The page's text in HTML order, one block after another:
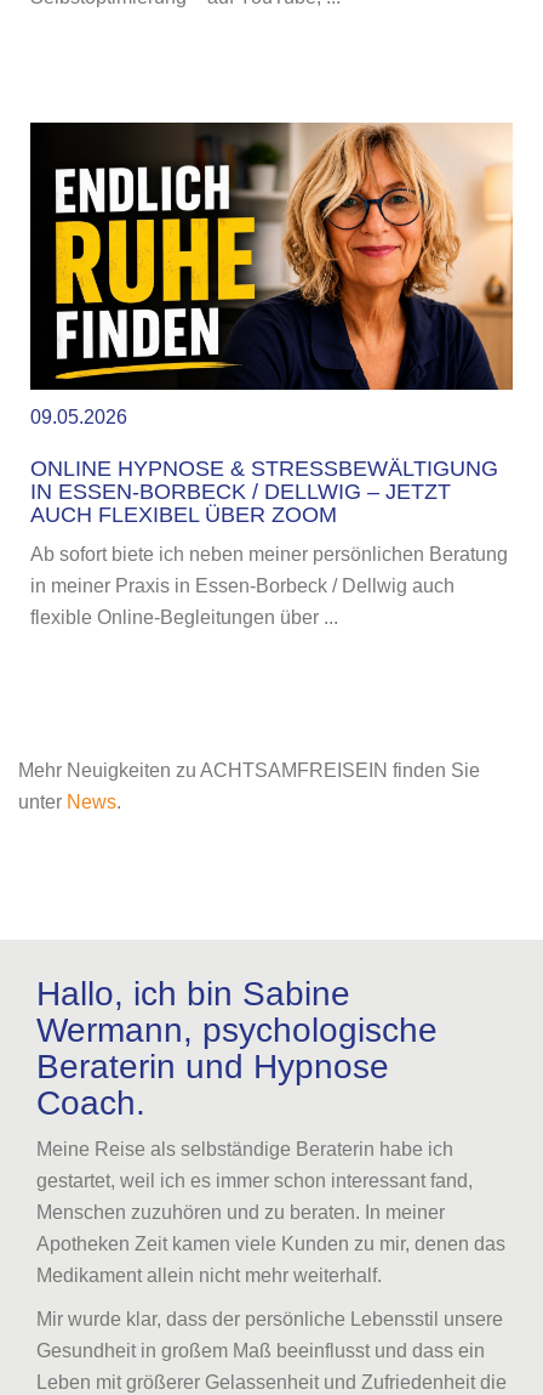
09.05.2026
ONLINE HYPNOSE & STRESSBEWÄLTIGUNG
IN ESSEN-BORBECK / DELLWIG – JETZT
AUCH FLEXIBEL ÜBER ZOOM
Ab sofort biete ich neben meiner persönlichen Beratung
in meiner Praxis in Essen-Borbeck / Dellwig auch
flexible Online-Begleitungen über ...
Mehr Neuigkeiten zu ACHTSAMFREISEIN finden Sie
unter News.
Hallo, ich bin Sabine
Wermann, psychologische
Beraterin und Hypnose
Coach.
Meine Reise als selbständige Beraterin habe ich
gestartet, weil ich es immer schon interessant fand,
Menschen zuzuhören und zu beraten. In meiner
Apotheken Zeit kamen viele Kunden zu mir, denen das
Medikament allein nicht mehr weiterhalf.
Mir wurde klar, dass der persönliche Lebensstil unsere
Gesundheit in großem Maß beeinflusst und dass ein
Leben mit größerer Gelassenheit und Zufriedenheit die